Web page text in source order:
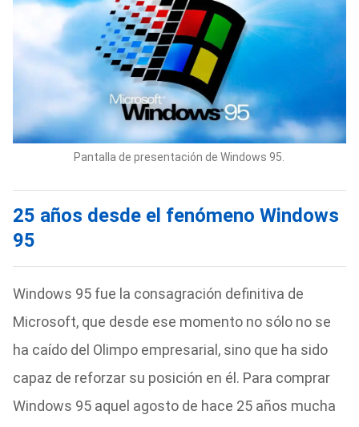
Pantalla de presentación de Windows 95.
25 años desde el fenómeno Windows
95
Windows 95 fue la consagración definitiva de
Microsoft, que desde ese momento no sólo no se
ha caído del Olimpo empresarial, sino que ha sido
capaz de reforzar su posición en él. Para comprar
Windows 95 aquel agosto de hace 25 años mucha